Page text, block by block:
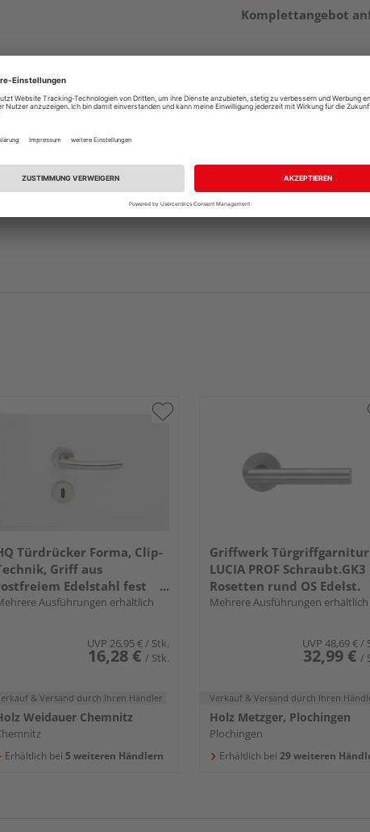
Komplettangebot
Türdrücker Forma, Clip-
Griff aus
Edelstahl fest
gelagert
Ausführungen erhältlich
UVP 26,95 €/ Stk.
16,28 € / Stk.
& Versand durch Ihren Händler
Weidauer Chemnitz
Erhältlich bei 5 weiteren Händlern
Griffwerk Türgriffgarnitur
LUCIA PROF Schraubt.GK3
Rosetten rund OS Edelst.
ma.
Mehrere Ausführungen erhältlich
UVP 48,69 €/
32,99 € /
Verkauf & Versand durch Ihren
Holz Metzger, Plochingen
Plochingen
Erhältlich bei 29 weiteren